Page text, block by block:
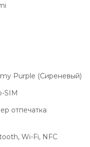
Purple (Сиреневый)
SIM
отпечатка
Wi-Fi, NFC